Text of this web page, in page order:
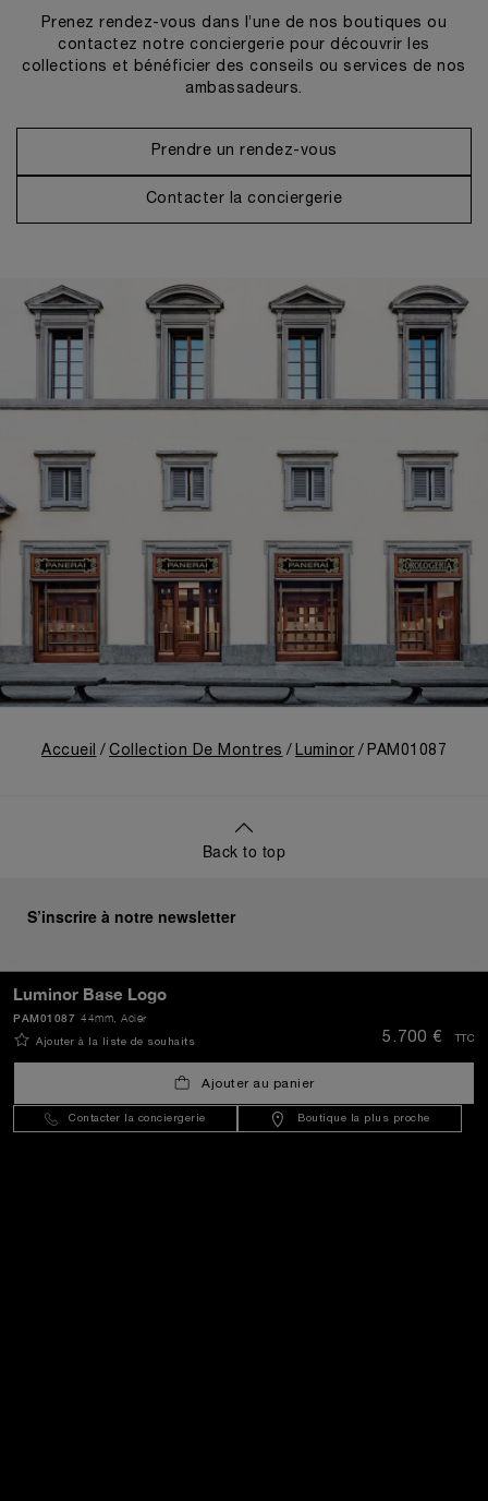
Luminor Base Logo
44mm , Acier
PAM01087
Ajouter à la liste de souhaits 5.700 € TTC
Ajouter au panier
Contacter la conciergerie Boutique la plus proche
Prenez rendez-vous dans l’une de nos boutiques ou
contactez notre conciergerie pour découvrir les
collections et bénéficier des conseils ou services de nos
ambassadeurs.
Prendre un rendez-vous
Contacter la conciergerie
Accueil Collection De Montres Luminor PAM01087
Back to top
S’inscrire à notre newsletter
ENVOYER
Luxembourg(EUR €)- FR